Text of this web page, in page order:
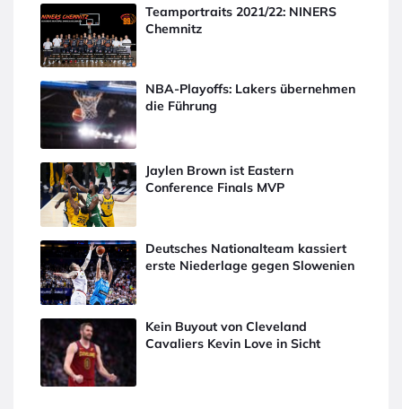
Teamportraits 2021/22: NINERS
Chemnitz
NBA-Playoffs: Lakers übernehmen
die Führung
Jaylen Brown ist Eastern
Conference Finals MVP
Deutsches Nationalteam kassiert
erste Niederlage gegen Slowenien
Kein Buyout von Cleveland
Cavaliers Kevin Love in Sicht